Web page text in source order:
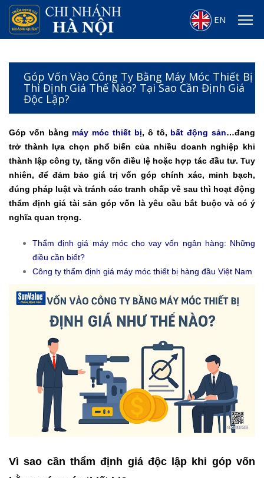
EN
Góp Vốn Vào Công Ty Bằng Máy Móc Thiết Bị
Thì Định Giá Thế Nào? Tại Sao Cần Định Giá
Độc Lập?
Góp vốn bằng máy móc thiết bị, ô tô, bất động sản…đang
trở thành lựa chọn phổ biến của nhiều doanh nghiệp khi
thành lập công ty, tăng vốn điều lệ hoặc hợp tác đầu tư. Tuy
nhiên, để đảm bảo giá trị vốn góp chính xác, minh bạch,
đúng pháp luật và tránh các tranh chấp về sau thì hoạt động
thẩm định giá tài sản góp vốn là yêu cầu bắt buộc và có ý
nghĩa quan trọng.
Thẩm định giá máy móc cho vay vốn ngân hàng: Những
điều cần biết?
Công ty thẩm định giá máy móc thiết bị hàng đầu Việt Nam
Vì sao cần thẩm định giá độc lập khi góp vốn